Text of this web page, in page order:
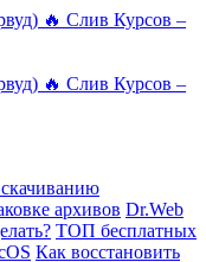
архивов Dr.Web
ТОП бесплатных
Как восстановить